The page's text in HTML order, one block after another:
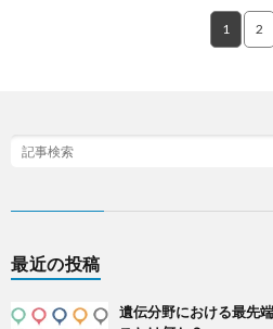
1 2
最近の投稿
遺伝分野における最先